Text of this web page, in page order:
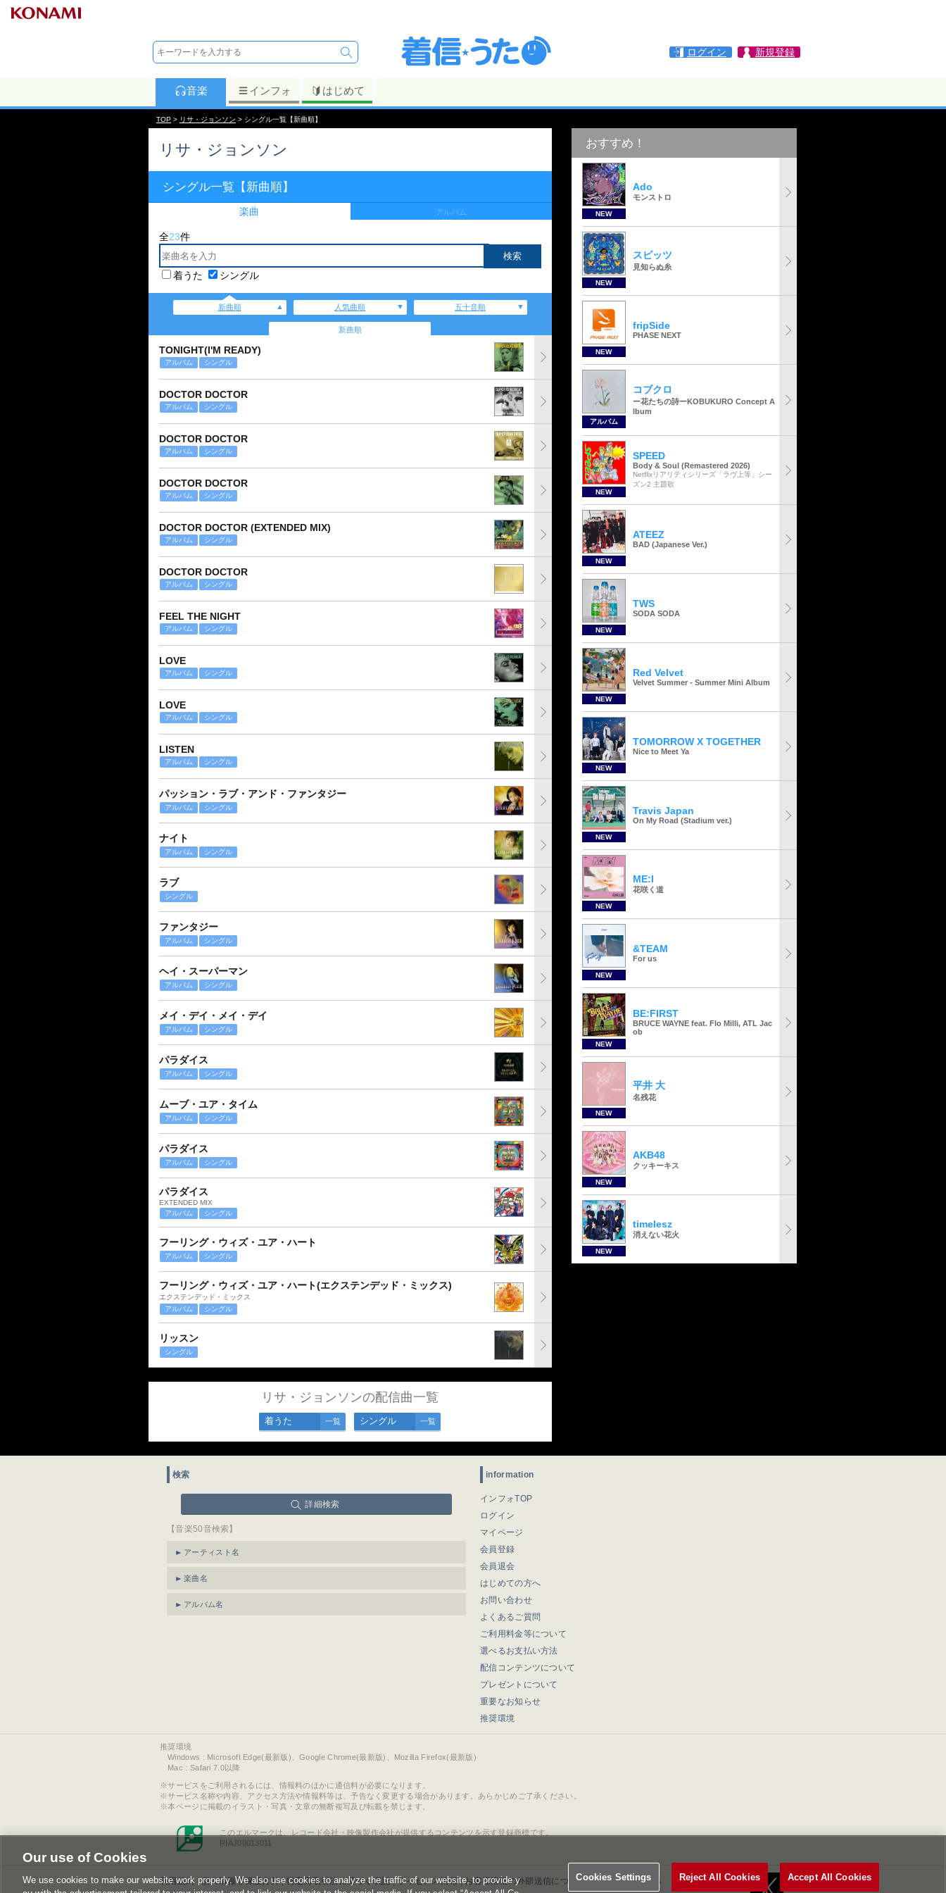
ログイン 新規登録
音楽 インフォ はじめて
TOP > リサ・ジョンソン > シングル一覧【新曲順】
リサ・ジョンソン
シングル一覧【新曲順】
楽曲 アルバム
全23件
着うた シングル
新曲順 人気曲順 五十音順
新曲順
TONIGHT(I'M READY)
アルバム シングル
DOCTOR DOCTOR
アルバム シングル
DOCTOR DOCTOR
アルバム シングル
DOCTOR DOCTOR
アルバム シングル
DOCTOR DOCTOR (EXTENDED MIX)
アルバム シングル
DOCTOR DOCTOR
アルバム シングル
FEEL THE NIGHT
アルバム シングル
LOVE
アルバム シングル
LOVE
アルバム シングル
LISTEN
アルバム シングル
パッション・ラブ・アンド・ファンタジー
アルバム シングル
ナイト
アルバム シングル
ラブ
シングル
ファンタジー
アルバム シングル
ヘイ・スーパーマン
アルバム シングル
メイ・デイ・メイ・デイ
アルバム シングル
パラダイス
アルバム シングル
ムーブ・ユア・タイム
アルバム シングル
パラダイス
アルバム シングル
パラダイス
EXTENDED MIX
アルバム
シングル
フーリング・ウィズ・ユア・ハート
アルバム シングル
フーリング・ウィズ・ユア・ハート(エクステンデッド・ミックス)
エクステンデッド・ミックス
アルバム
シングル
リッスン
シングル
リサ・ジョンソンの配信曲一覧
着うた 一覧 シングル 一覧
おすすめ！
NEW
Ado
モンストロ
NEW
スピッツ
見知らぬ糸
NEW
fripSide
PHASE NEXT
アルバム
コブクロ
ー花たちの詩ーKOBUKURO Concept A
lbum
NEW
SPEED
Body & Soul (Remastered 2026)
Netflixリアリティシリーズ「ラヴ上等」シー
ズン2 主題歌
NEW
ATEEZ
BAD (Japanese Ver.)
NEW
TWS
SODA SODA
NEW
Red Velvet
Velvet Summer - Summer Mini Album
NEW
TOMORROW X TOGETHER
Nice to Meet Ya
NEW
Travis Japan
On My Road (Stadium ver.)
NEW
ME:I
花咲く道
NEW
&TEAM
For us
NEW
BE:FIRST
BRUCE WAYNE feat. Flo Milli, ATL Jac
ob
NEW
平井 大
名残花
NEW
AKB48
クッキーキス
NEW
timelesz
消えない花火
検索
詳細検索
【音楽50音検索】
アーティスト名
楽曲名
アルバム名
information
インフォTOP
ログイン
マイページ
会員登録
会員退会
はじめての方へ
お問い合わせ
よくあるご質問
ご利用料金等について
選べるお支払い方法
配信コンテンツについて
プレゼントについて
重要なお知らせ
推奨環境
推奨環境
Windows : Microsoft Edge(最新版)、Google Chrome(最新版)、Mozilla Firefox(最新版)
Mac : Safari 7.0以降
サービスをご利用されるには、情報料のほかに通信料が必要になります。
サービス名称や内容、アクセス方法や情報料等は、予告なく変更する場合があります。あらかじめご了承ください。
本ページに掲載のイラスト・写真・文章の無断複写及び転載を禁じます。
このエルマークは、レコード会社・映像製作会社が提供するコンテンツを示す登録商標です。
RIAJ00013011
利用規約|個人情報等保護方針|特定商取引法に基づく表記|ライセンス情報|お客様情報の外部送信について|Cookies Settings
Our use of Cookies
We use cookies to make our website work properly. We also use cookies to analyze the traffic of our website, to provide y
Cookies Settings Reject All Cookies Accept All Cookies